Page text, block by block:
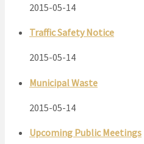
2015-05-14
Traffic Safety Notice
2015-05-14
Municipal Waste
2015-05-14
Upcoming Public Meetings